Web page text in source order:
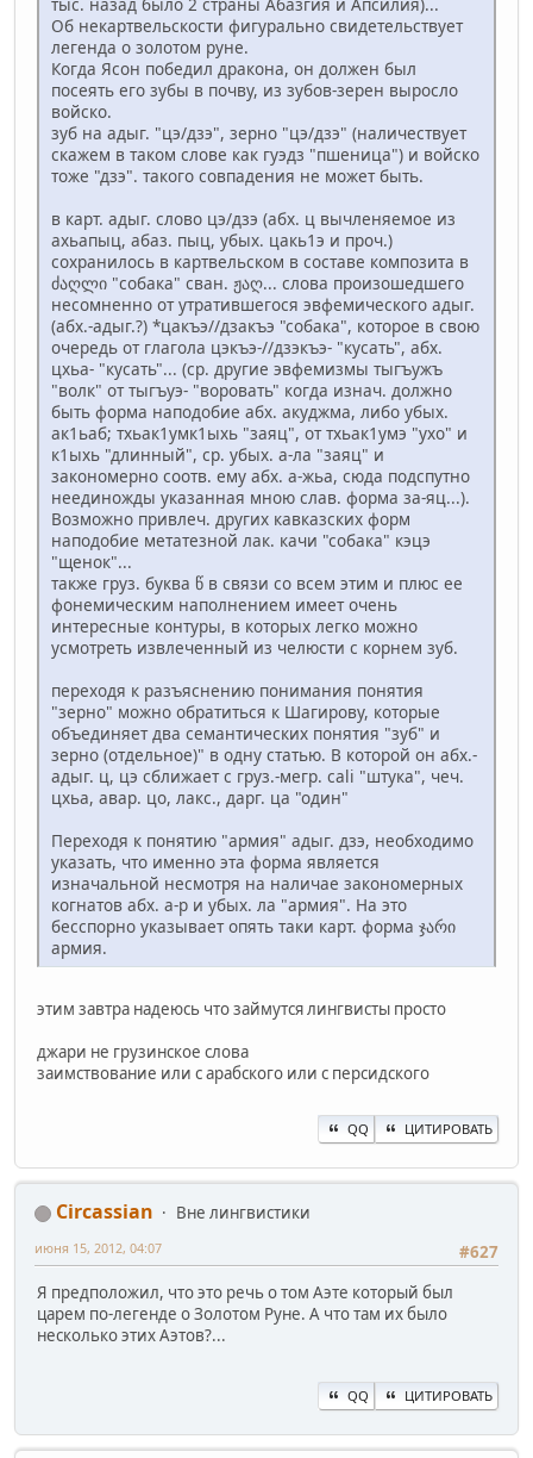
Об некартвельскости фигурально свидетельствует
легенда о золотом руне.
Когда Ясон победил дракона, он должен был
посеять его зубы в почву, из зубов-зерен выросло
войско.
зуб на адыг. "цэ/дзэ", зерно "цэ/дзэ" (наличествует
скажем в таком слове как гуэдз "пшеница") и войско
тоже "дзэ". такого совпадения не может быть.
в карт. адыг. слово цэ/дзэ (абх. ц вычленяемое из
ахьапыц, абаз. пыц, убых. цакь1э и проч.)
сохранилось в картвельском в составе композита в
ძაღლი "собака" сван. ჟაღ... слова произошедшего
несомненно от утратившегося эвфемического адыг.
(абх.-адыг.?) *цакъэ//дзакъэ "собака", которое в свою
очередь от глагола цэкъэ-//дзэкъэ- "кусать", абх.
цхьа- "кусать"... (ср. другие эвфемизмы тыгъужъ
"волк" от тыгъуэ- "воровать" когда изнач. должно
быть форма наподобие абх. акуджма, либо убых.
ак1ьаб; тхьак1умк1ыхь "заяц", от тхьак1умэ "ухо" и
к1ыхь "длинный", ср. убых. а-ла "заяц" и
закономерно соотв. ему абх. а-жьа, сюда подспутно
неединожды указанная мною слав. форма за-яц...).
Возможно привлеч. других кавказских форм
наподобие метатезной лак. качи "собака" кэцэ
"щенок"...
также груз. буква წ в связи со всем этим и плюс ее
фонемическим наполнением имеет очень
интересные контуры, в которых легко можно
усмотреть извлеченный из челюсти с корнем зуб.
переходя к разъяснению понимания понятия
"зерно" можно обратиться к Шагирову, которые
объединяет два семантических понятия "зуб" и
зерно (отдельное)" в одну статью. В которой он абх.-
адыг. ц, цэ сближает с груз.-мегр. cali "штука", чеч.
цхьа, авар. цо, лакс., дарг. ца "один"
Переходя к понятию "армия" адыг. дзэ, необходимо
указать, что именно эта форма является
изначальной несмотря на наличае закономерных
когнатов абх. а-р и убых. ла "армия". На это
бесспорно указывает опять таки карт. форма ჯარი
армия.
этим завтра надеюсь что займутся лингвисты просто
джари не грузинское слова
заимствование или с арабского или с персидского
QQ ЦИТИРОВАТЬ
Circassian
Вне лингвистики
#627
июня 15, 2012, 04:07
Я предположил, что это речь о том Аэте который был
царем по-легенде о Золотом Руне. А что там их было
несколько этих Аэтов?...
QQ ЦИТИРОВАТЬ